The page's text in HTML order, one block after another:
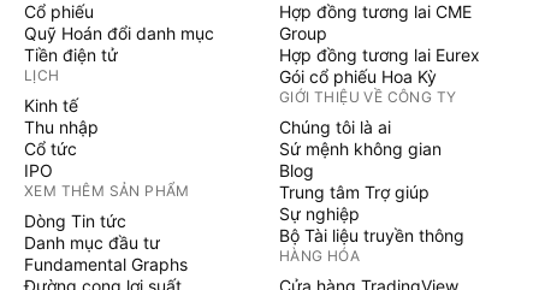
Cổ phiếu
Quỹ Hoán đổi danh mục
Tiền điện tử
LỊCH
Kinh tế
Thu nhập
Cổ tức
IPO
XEM THÊM SẢN PHẨM
Dòng Tin tức
Danh mục đầu tư
Fundamental Graphs
Đường cong lợi suất
Hợp đồng tương lai CME
Group
Hợp đồng tương lai Eurex
Gói cổ phiếu Hoa Kỳ
GIỚI THIỆU VỀ CÔNG TY
Chúng tôi là ai
Sứ mệnh không gian
Blog
Trung tâm Trợ giúp
Sự nghiệp
Bộ Tài liệu truyền thông
HÀNG HÓA
Cửa hàng TradingView